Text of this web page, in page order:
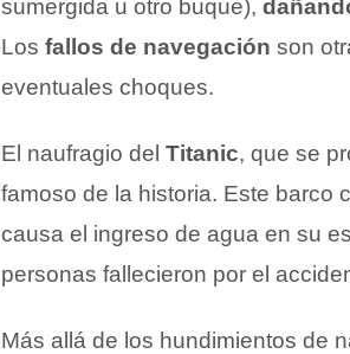
sumergida u otro buque),
Los fallos de navegación son
eventuales choques.
El naufragio del Titanic, que se
famoso de la historia. Este barco
causa el ingreso de agua en su
personas fallecieron por el
Más allá de los hundimientos de